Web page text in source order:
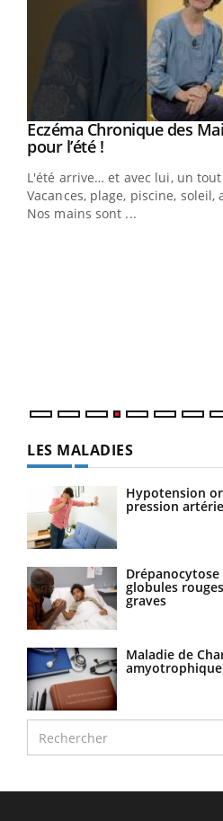
Youtube
Eczéma Chronique des
pour l’été !Youtube
L'été arrive… et avec lui, un tout
Vacances, plage, piscine,
Nos mains sont ...
LES MALADIES
Hypotension
pression
globules
graves
Maladie de